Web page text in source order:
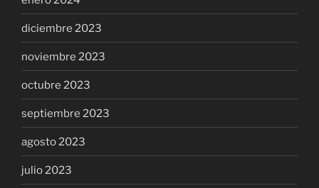
diciembre 2023
noviembre 2023
octubre 2023
septiembre 2023
agosto 2023
julio 2023